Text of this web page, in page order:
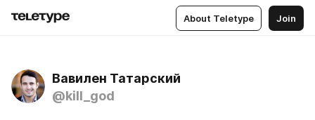
About Teletype Join
Вавилен Татарский
@kill_god